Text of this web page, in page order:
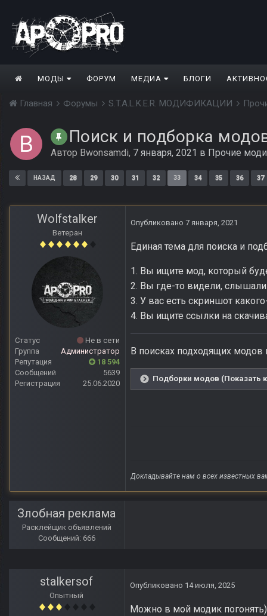
МОДЫ ФОРУМ МЕДИА БЛОГИ
Главная Форумы S.T.A.L.K.E.R. МОДИФИКАЦИИ
Поиск и подборка
Автор Bwonsamdi, 7 января, 2021 в Прочие
НАЗАД 28 29 30 31 32 33 34 35 36 37
Wolfstalker
Ветеран
Статус
Не в сети
Группа
Администратор
Репутация
18 594
Сообщений
5639
Регистрация
25.06.2020
Опубликовано 7 января, 2021
Единая тема для поиска и
1. Вы ищите мод, который
2. Вы где-то видели,
3. У вас есть скриншот
4. Вы ищите ссылки на
В поисках подходящих
Подборки модов (Показать
Докладывайте нам о всех известных
Злобная реклама
Расклейщик объявлений
Сообщений: 666
stalkersof
Опытный
Опубликовано 14 июля, 2025
Можно в мой модик